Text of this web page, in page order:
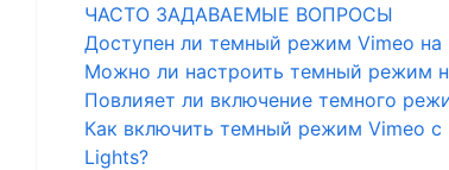
ЧАСТО ЗАДАВАЕМЫЕ ВОПРОСЫ
Доступен ли темный режим Vimeo на
Можно ли настроить темный режим
Повлияет ли включение темного
Как включить темный режим Vimeo
Lights?